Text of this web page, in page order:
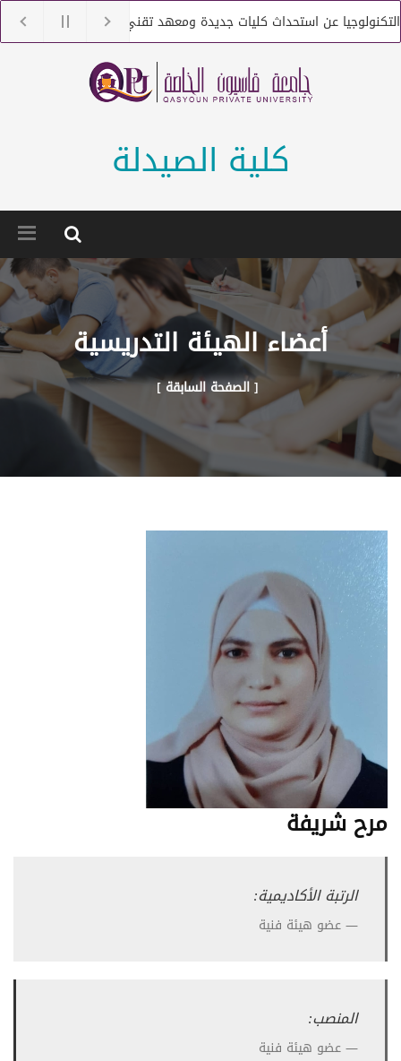
عن استحداث كليات جديدة ومعهد تقني
جامعة
عن التعاقد مع أعضاء هيئة تعليمية من حملة الماجستير والدكتوراه
كلية الصيدلة
أعضاء الهيئة التدريسية
[ الصفحة السابقة ]
مرح شريفة
الرتبة الأكاديمية:
عضو هيئة فنية
المنصب:
عضو هيئة فنية